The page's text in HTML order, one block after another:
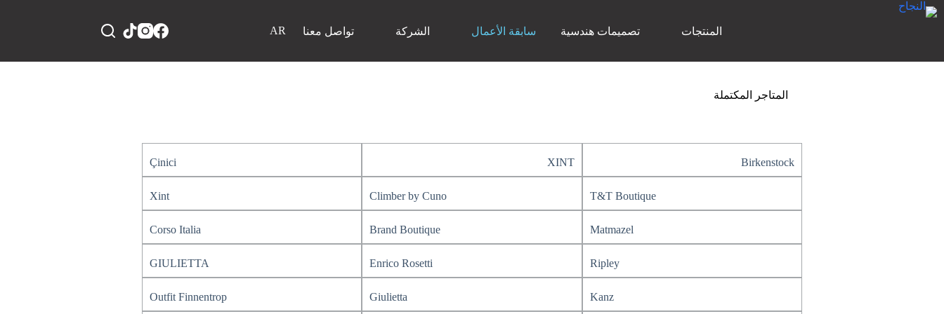
المنتجات تصميمات هندسية سابقة الأعمال الشركة تواصل معنا AR
المتاجر المكتملة
Birkenstock
XINT
Çinici
T&T Boutique
Climber by Cuno
Xint
Matmazel
Brand Boutique
Corso Italia
Ripley
Enrico Rosetti
GIULIETTA
Kanz
Giulietta
Outfit Finnentrop